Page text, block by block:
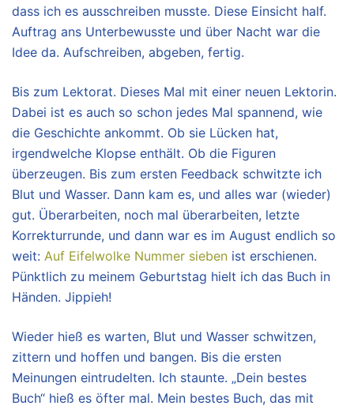
dass ich es ausschreiben musste. Diese Einsicht half.
Auftrag ans Unterbewusste und über Nacht war die
Idee da. Aufschreiben, abgeben, fertig.
Bis zum Lektorat. Dieses Mal mit einer neuen Lektorin.
Dabei ist es auch so schon jedes Mal spannend, wie
die Geschichte ankommt. Ob sie Lücken hat,
irgendwelche Klopse enthält. Ob die Figuren
überzeugen. Bis zum ersten Feedback schwitzte ich
Blut und Wasser. Dann kam es, und alles war (wieder)
gut. Überarbeiten, noch mal überarbeiten, letzte
Korrekturrunde, und dann war es im August endlich so
weit: Auf Eifelwolke Nummer sieben ist erschienen.
Pünktlich zu meinem Geburtstag hielt ich das Buch in
Händen. Jippieh!
Wieder hieß es warten, Blut und Wasser schwitzen,
zittern und hoffen und bangen. Bis die ersten
Meinungen eintrudelten. Ich staunte. „Dein bestes
Buch“ hieß es öfter mal. Mein bestes Buch, das mit